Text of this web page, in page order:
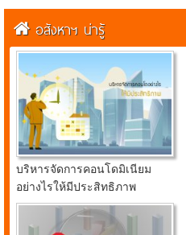
อสังหาฯ น่ารู้
บริหารจัดการคอนโดมิเนียม
อย่างไรให้มีประสิทธิภาพ